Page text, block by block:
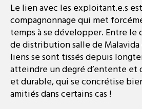
​Le lien avec les exploitant.e.s
compagnonnage qui met
temps à se développer. Entre
de distribution salle de Malavida
liens se sont tissés depuis
atteindre un degré d’entente et
et durable, qui se concrétise
amitiés dans certains cas !